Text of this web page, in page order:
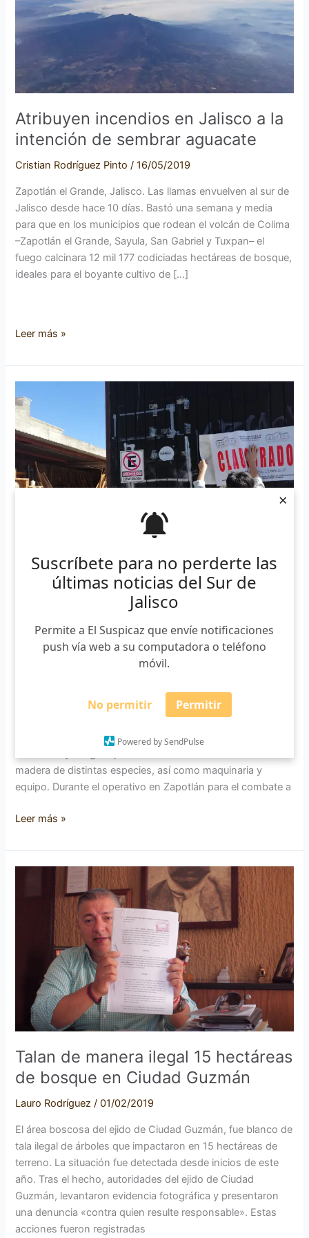
Suscríbete para no perderte las
últimas noticias del Sur de
Jalisco
Permite a El Suspicaz que envíe notificaciones
push vía web a su computadora o teléfono
móvil.
No permitir Permitir
Powered by SendPulse
×
Atribuyen incendios en Jalisco a la
intención de sembrar aguacate
Cristian Rodríguez Pinto/16/05/2019
Zapotlán el Grande, Jalisco. Las llamas envuelven al sur de
Jalisco desde hace 10 días. Bastó una semana y media
para que en los municipios que rodean el volcán de Colima
–Zapotlán el Grande, Sayula, San Gabriel y Tuxpan– el
fuego calcinara 12 mil 177 codiciadas hectáreas de bosque,
ideales para el boyante cultivo de […]
Jalisco
a
la
intención
aguacate
Leer más »
Por irregularidades PROFEPA
clausura aserradero en Zapotlán
01/05/2019
(Profepa) clausuró un Centro de Almacenamiento y
Transformación de Materias Primas Forestales (CAT), en
Zapotlán el Grande, al no acreditar el legal funcionamiento
madera de distintas especies, así como maquinaria y
equipo. Durante el operativo en Zapotlán para el combate a
irregularidades
PROFEPA
clausura
aserradero
en
Zapotlán
Leer más »
Talan de manera ilegal 15 hectáreas
de bosque en Ciudad Guzmán
Lauro Rodríguez/01/02/2019
El área boscosa del ejido de Ciudad Guzmán, fue blanco de
tala ilegal de árboles que impactaron en 15 hectáreas de
terreno. La situación fue detectada desde inicios de este
año. Tras el hecho, autoridades del ejido de Ciudad
Guzmán, levantaron evidencia fotográfica y presentaron
una denuncia «contra quien resulte responsable». Estas
acciones fueron registradas
hectáreas
bosque
Ciudad